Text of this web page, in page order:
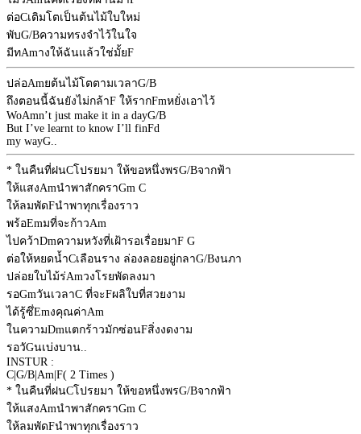
ต่อCเติมโตเป็นต้นไม้ใบใหม่
พับG/Bความทรงจำไว้ในใจ
มีทAmางให้ฉันแล้วใช่มั้ยF
ปล่อAmยต้นไม้โตตามเวลาG/B
ถึงตอนนี้ฉันยังไม่กล้าF ให้รากFmหยั่งเอาไว้
WoAmn’t just make it in a dayG/B
But I’ve learnt to know I’ll finFd
my wayG..
* ในคืนที่ฝนCโปรยมา ให้ขอหนึ่งพรG/Bจากฟ้า
ให้แสงAmนำพาสักคราGm C
ให้ลมพัดFนำพาทุกเรื่องราว
พร้อEmมที่จะก้าวAm
ไปคว้าDmความหวังที่เฝ้ารอเรื่อยมาF G
ต่อให้หยดน้ำCเลือนราง ล่องลอยอยู่กลาG/Bงนภา
ปล่อยใบไม้ร่Amวงโรยพัดลงมา
รอGmวันเวลาC ที่จะFผลิใบที่สวยงาม
ได้รู้ซึ่Emงคุณค่าAm
ในความDmแตกร้าวมักซ่อนFสิ่งงดงาม
รอวัGนเบ่งบาน..
INSTUR :
C G/B Am F( 2 Times )
* ในคืนที่ฝนCโปรยมา ให้ขอหนึ่งพรG/Bจากฟ้า
ให้แสงAmนำพาสักคราGm C
ให้ลมพัดFนำพาทุกเรื่องราว